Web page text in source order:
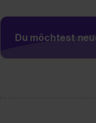
Du möchtest